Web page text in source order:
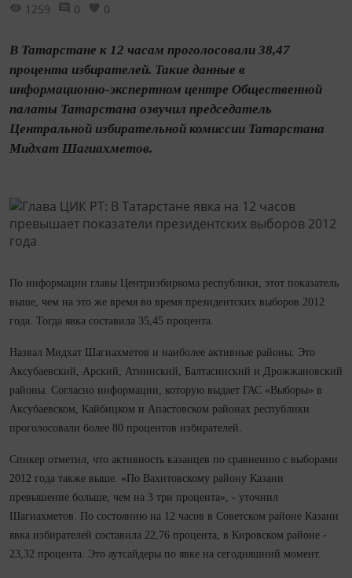
1259 0 0
В Татарстане к 12 часам проголосовали 38,47
процента избирателей. Такие данные в
информационно-экспертном центре Общественной
палаты Татарстана озвучил председатель
Центральной избирательной комиссии Татарстана
Мидхат Шагиахметов.
По информации главы Центризбиркома республики, этот показатель
выше, чем на это же время во время президентских выборов 2012
года. Тогда явка составила 35,45 процента.
Назвал Мидхат Шагиахметов и наиболее активные районы. Это
Аксубаевский, Арский, Атнинский, Балтасинский и Дрожжановский
районы. Согласно информации, которую выдает ГАС «Выборы» в
Аксубаевском, Кайбицком и Апастовском районах республики
проголосовали более 80 процентов избирателей.
Спикер отметил, что активность казанцев по сравнению с выборами
2012 года также выше. «По Вахитовскому району Казани
превышение больше, чем на 3 три процента», - уточнил
Шагиахметов. По состоянию на 12 часов в Советском районе Казани
явка избирателей составила 22,76 процента, в Кировском районе -
23,32 процента. Это аутсайдеры по явке на сегодняшний момент.